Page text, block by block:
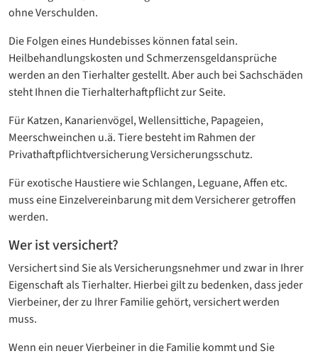
ohne Verschulden.
Die Folgen eines Hundebisses können fatal sein.
Heilbehandlungskosten und Schmerzensgeldansprüche
werden an den Tierhalter gestellt. Aber auch bei Sachschäden
steht Ihnen die Tierhalterhaftpflicht zur Seite.
Für Katzen, Kanarienvögel, Wellensittiche, Papageien,
Meerschweinchen u.ä. Tiere besteht im Rahmen der
Privathaftpflichtversicherung Versicherungsschutz.
Für exotische Haustiere wie Schlangen, Leguane, Affen etc.
muss eine Einzelvereinbarung mit dem Versicherer getroffen
werden.
Wer ist versichert?
Versichert sind Sie als Versicherungsnehmer und zwar in Ihrer
Eigenschaft als Tierhalter. Hierbei gilt zu bedenken, dass jeder
Vierbeiner, der zu Ihrer Familie gehört, versichert werden
muss.
Wenn ein neuer Vierbeiner in die Familie kommt und Sie